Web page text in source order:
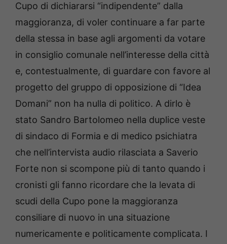
Cupo di dichiararsi “indipendente” dalla
maggioranza, di voler continuare a far parte
della stessa in base agli argomenti da votare
in consiglio comunale nell’interesse della città
e, contestualmente, di guardare con favore al
progetto del gruppo di opposizione di “Idea
Domani” non ha nulla di politico. A dirlo è
stato Sandro Bartolomeo nella duplice veste
di sindaco di Formia e di medico psichiatra
che nell’intervista audio rilasciata a Saverio
Forte non si scompone più di tanto quando i
cronisti gli fanno ricordare che la levata di
scudi della Cupo pone la maggioranza
consiliare di nuovo in una situazione
numericamente e politicamente complicata. I